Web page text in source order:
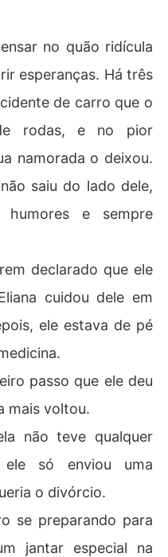
no quão ridícula
esperanças. Há três
de carro que o
rodas, e no pior
namorada o deixou.
saiu do lado dele,
humores e sempre
declarado que ele
cuidou dele em
ele estava de pé
passo que ele deu
mais voltou.
não teve qualquer
só enviou uma
o divórcio.
se preparando para
jantar especial na